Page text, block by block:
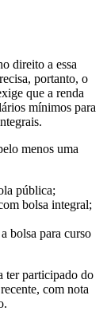
direito a essa
portanto, o
que a renda
mínimos para
menos uma
pública;
bolsa integral;
bolsa para curso
ter participado do
com nota